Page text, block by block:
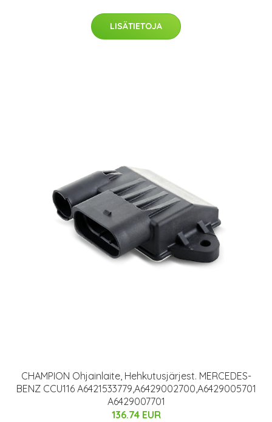
LISÄTIETOJA
CHAMPION Ohjainlaite, Hehkutusjärjest. MERCEDES-
BENZ CCU116 A6421533779,A6429002700,A6429005701
A6429007701
136.74 EUR